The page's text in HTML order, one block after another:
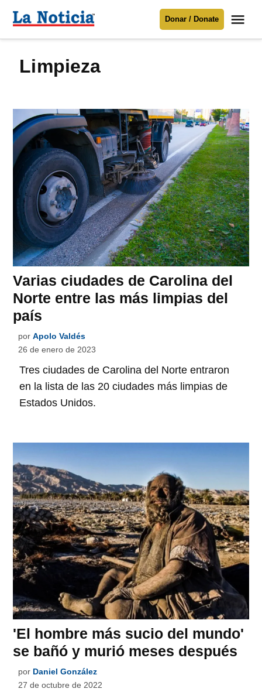
Para mantenerte informado necesitamos
contenido
Noticia
Donar / Donate
limpieza
Varias ciudades de Carolina del
Norte entre las más limpias del
país
por Apolo Valdés
26 de enero de 2023
Tres ciudades de Carolina del Norte entraron
en la lista de las 20 ciudades más limpias de
Estados Unidos.
'El hombre más sucio del mundo'
se bañó y murió meses después
por Daniel González
27 de octubre de 2022